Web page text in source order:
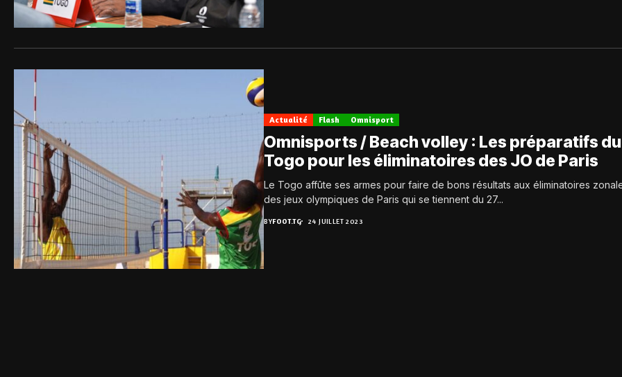
Actualité Flash Omnisport
Omnisports / Beach volley : Les préparatifs du
Togo pour les éliminatoires des JO de Paris
Le Togo affûte ses armes pour faire de bons résultats aux éliminatoires
des jeux olympiques de Paris qui se tiennent du 27...
BYFOOT.TG 24 JUILLET 2023